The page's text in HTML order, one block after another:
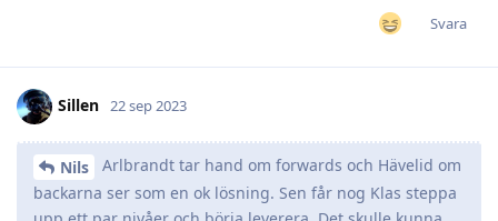
Svara
Sillen 22 sep 2023
Nils
Arlbrandt tar hand om forwards och Hävelid om
backarna ser som en ok lösning. Sen får nog Klas steppa